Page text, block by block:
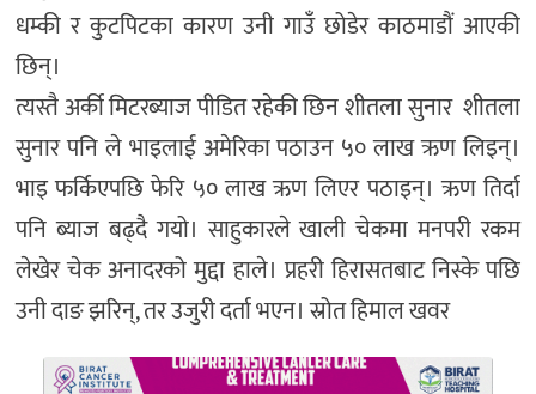
धम्की र कुटपिटका कारण उनी गाउँ छोडेर काठमाडौं आएकी
छिन्।
त्यस्तै अर्की मिटरब्याज पीडित रहेकी छिन शीतला सुनार शीतला
सुनार पनि ले भाइलाई अमेरिका पठाउन ५० लाख ऋण लिइन्।
भाइ फर्किएपछि फेरि ५० लाख ऋण लिएर पठाइन्। ऋण तिर्दा
पनि ब्याज बढ्दै गयो। साहुकारले खाली चेकमा मनपरी रकम
लेखेर चेक अनादरको मुद्दा हाले। प्रहरी हिरासतबाट निस्के पछि
उनी दाङ झरिन्, तर उजुरी दर्ता भएन। स्रोत हिमाल खवर